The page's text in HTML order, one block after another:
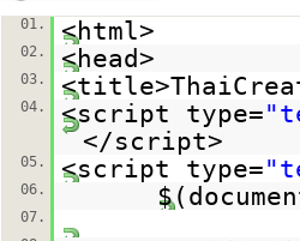
01. <html>
02. <head>
03.
04. <script type=
</script>
05. <script type=
06.
07.